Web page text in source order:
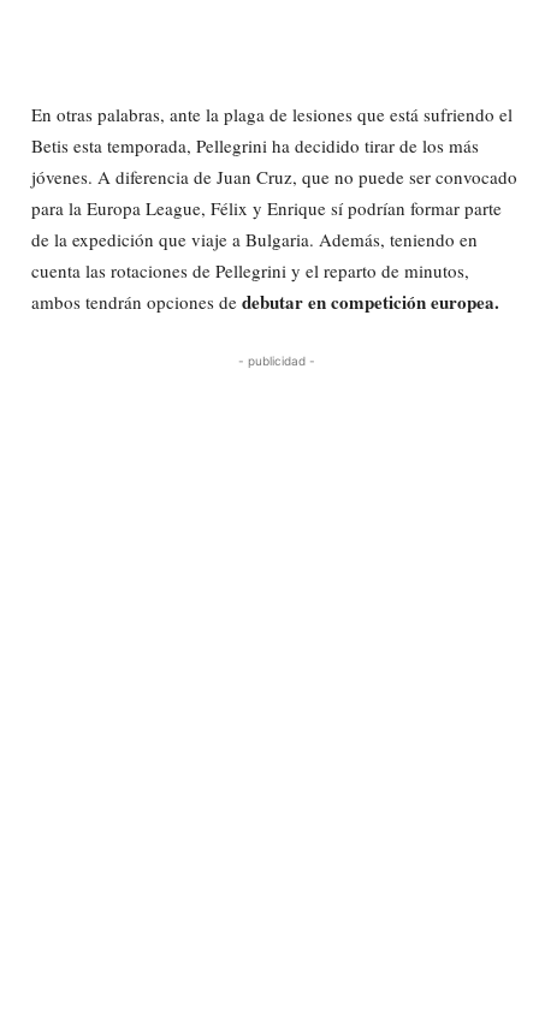
En otras palabras, ante la plaga de lesiones que está sufriendo el
Betis esta temporada, Pellegrini ha decidido tirar de los más
jóvenes. A diferencia de Juan Cruz, que no puede ser convocado
para la Europa League, Félix y Enrique sí podrían formar parte
de la expedición que viaje a Bulgaria. Además, teniendo en
cuenta las rotaciones de Pellegrini y el reparto de minutos,
ambos tendrán opciones de debutar en competición europea.
- publicidad -